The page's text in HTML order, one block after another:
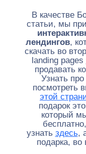
В качестве
статьи, мы
лендингов,
скачать во
landing
продавать
Узнать про
посмотреть
этой
подарок это
который
узнать здесь,
подарка, во